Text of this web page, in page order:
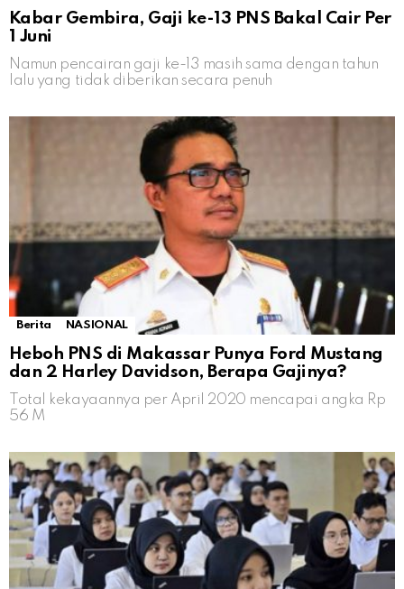
Kabar Gembira, Gaji ke-13 PNS Bakal Cair Per
1 Juni
Namun pencairan gaji ke-13 masih sama dengan tahun
lalu yang tidak diberikan secara penuh
Berita NASIONAL
Heboh PNS di Makassar Punya Ford Mustang
dan 2 Harley Davidson, Berapa Gajinya?
Total kekayaannya per April 2020 mencapai angka Rp
56 M